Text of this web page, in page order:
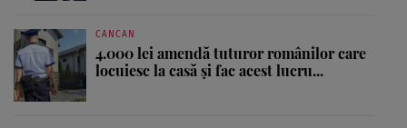
CANCAN
4.000 lei amendă tuturor românilor care
locuiesc la casă și fac acest lucru...